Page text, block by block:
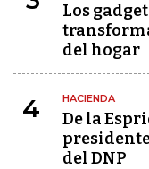
Los
del hogar
4 HACIENDA
De la
del DNP